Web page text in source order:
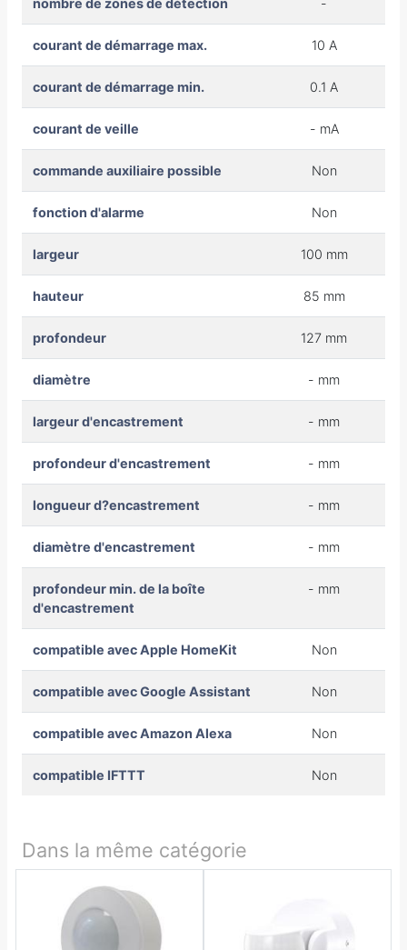
courant de démarrage max. 10 A
courant de démarrage min. 0.1 A
courant de veille - mA
commande auxiliaire possible Non
fonction d'alarme Non
largeur 100 mm
hauteur 85 mm
profondeur 127 mm
diamètre - mm
largeur d'encastrement - mm
profondeur d'encastrement - mm
longueur d?encastrement - mm
diamètre d'encastrement - mm
profondeur min. de la boîte
d'encastrement
- mm
compatible avec Apple HomeKit Non
compatible avec Google Assistant Non
compatible avec Amazon Alexa Non
compatible IFTTT Non
Dans la même catégorie